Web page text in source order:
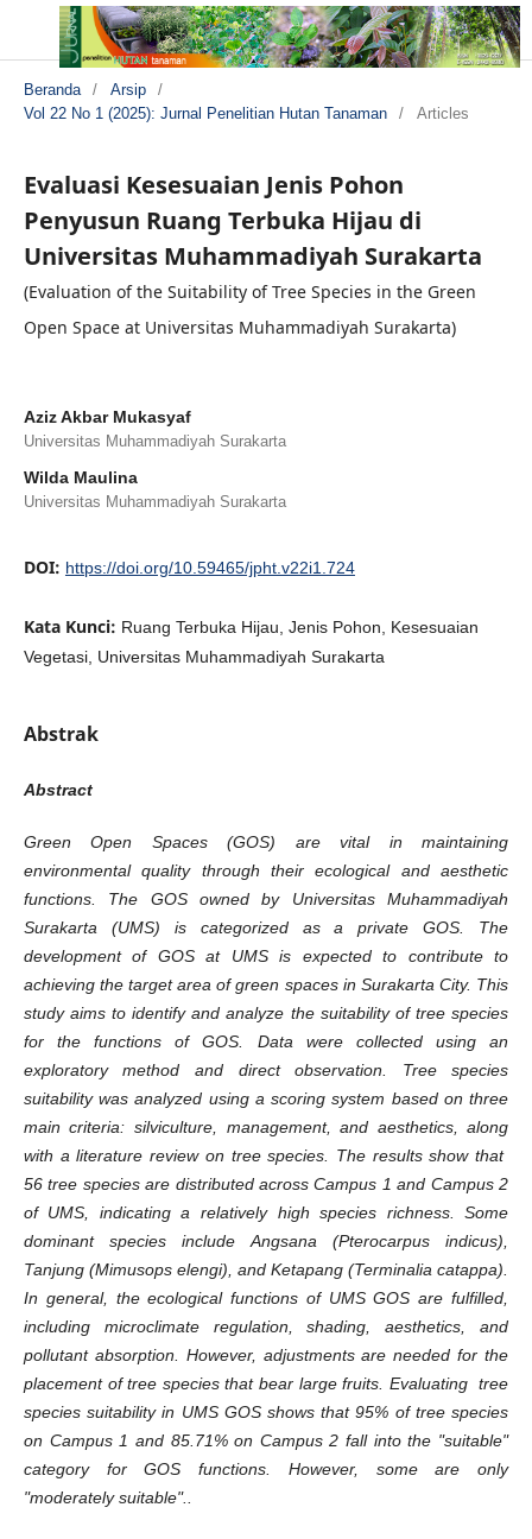
Beranda / Arsip
/
Vol 22 No 1 (2025): Jurnal Penelitian Hutan Tanaman
/ Articles
Evaluasi Kesesuaian Jenis Pohon
Penyusun Ruang Terbuka Hijau di
Universitas Muhammadiyah Surakarta
(Evaluation of the Suitability of Tree Species in the Green
Open Space at Universitas Muhammadiyah Surakarta)
Aziz Akbar Mukasyaf
Universitas Muhammadiyah Surakarta
Wilda Maulina
Universitas Muhammadiyah Surakarta
DOI: https://doi.org/10.59465/jpht.v22i1.724
Kata Kunci: Ruang Terbuka Hijau, Jenis Pohon, Kesesuaian
Vegetasi, Universitas Muhammadiyah Surakarta
Abstrak
Abstract
Green Open Spaces (GOS) are vital in maintaining
environmental quality through their ecological and aesthetic
functions. The GOS owned by Universitas Muhammadiyah
Surakarta (UMS) is categorized as a private GOS. The
development of GOS at UMS is expected to contribute to
achieving the target area of green spaces in Surakarta City. This
study aims to identify and analyze the suitability of tree species
for the functions of GOS. Data were collected using an
exploratory method and direct observation. Tree species
suitability was analyzed using a scoring system based on three
main criteria: silviculture, management, and aesthetics, along
with a literature review on tree species. The results show that
56 tree species are distributed across Campus 1 and Campus 2
of UMS, indicating a relatively high species richness. Some
dominant species include Angsana (Pterocarpus indicus),
Tanjung (Mimusops elengi), and Ketapang (Terminalia catappa).
In general, the ecological functions of UMS GOS are fulfilled,
including microclimate regulation, shading, aesthetics, and
pollutant absorption. However, adjustments are needed for the
placement of tree species that bear large fruits. Evaluating tree
species suitability in UMS GOS shows that 95% of tree species
on Campus 1 and 85.71% on Campus 2 fall into the "suitable"
category for GOS functions. However, some are only
"moderately suitable"..